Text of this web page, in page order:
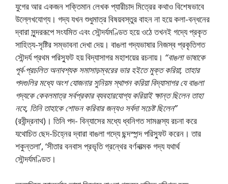
যুগের আর একজন শক্তিমান লেখক প্যারীচাদ মিত্রের কথাও বিশেষভাবে
উল্লেখযােগ্য। গদ্য যখন শুধুমাত্র বিষয়বস্তুর বাহন না হয়ে কলা-বন্ধনের
দ্বারা সুন্দররূপে সংযমিত এবং সৌন্দর্যমণ্ডিত হয়ে ওঠে তখনই গদ্যে প্রকৃত
সাহিত্য-সৃষ্টির সম্ভাবনা দেখা দেয়। বাঙলা গদ্যভাষার নিজস্ব প্রকৃতিগত
সৌন্দর্য প্রথম পরিস্ফুট হয় বিদ্যাসাগর মহাশয়ের রচনায়। “বাঙলা ভাষাকে
পূর্ব-প্রচলিত অনাবশ্যক সমাসাড়ম্বরের ভার হইতে মুক্ত করিয়া, তাহার
পদগুলির মধ্যে অংশ যােজনার সুনিয়ম স্থাপন করিয়া বিদ্যাসাগর যে বাঙলা
গদ্যকে কেবলমাত্র সর্বপ্রকার ব্যবহারযোগ্য করিয়াই ক্ষান্ত ছিলেন তাহা
নহে, তিনি তাহাকে শােভন করিবার জন্যও সর্বদা সচেষ্ট ছিলেন”
(রবীন্দ্রনাথ)। তিনি পদ- বিন্যাসের মধ্যে ধ্বনিগত সামঞ্জস্য রচনা করে
যথােচিত ছেদ-চিহ্নের দ্বারা বাঙলা গদ্যে ছন্দস্পন্দ পরিস্ফুট করেন। তার
শকুন্তলা’, ‘সীতার বনবাস প্রভৃতি গ্রন্থের বর্ণনাত্মক গদ্য যথার্থ
সৌন্দর্যমণ্ডিত।